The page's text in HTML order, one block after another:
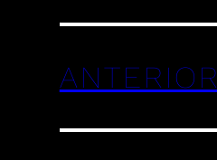
ANTERIOR